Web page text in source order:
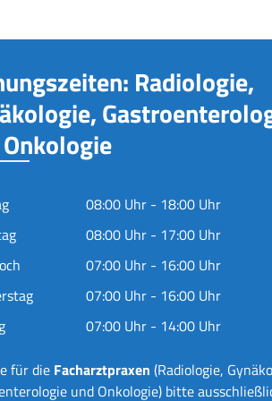
Radiologie,
08:00 Uhr - 18:00 Uhr
08:00 Uhr - 17:00 Uhr
07:00 Uhr - 16:00 Uhr
07:00 Uhr - 16:00 Uhr
07:00 Uhr - 14:00 Uhr
für die Facharztpraxen (Radiologie,
und Onkologie) bitte